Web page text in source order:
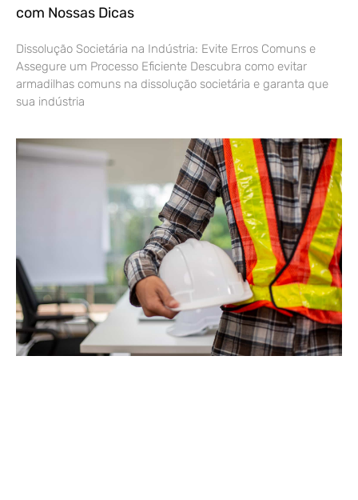
com Nossas Dicas
Dissolução Societária na Indústria: Evite Erros Comuns e
Assegure um Processo Eficiente Descubra como evitar
armadilhas comuns na dissolução societária e garanta que
sua indústria